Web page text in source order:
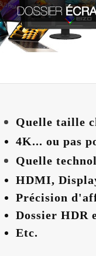
Quelle taille
4K... ou pas
Quelle
HDMI,
Précision
Dossier HDR
Etc.